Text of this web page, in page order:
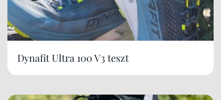
Dynafit Ultra 100 V3 teszt